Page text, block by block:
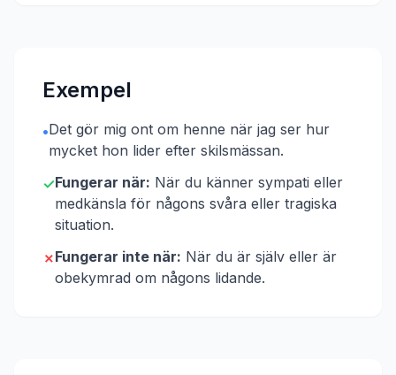
Exempel
•Det gör mig ont om henne när jag ser hur
mycket hon lider efter skilsmässan.
✓Fungerar när: När du känner sympati eller
medkänsla för någons svåra eller tragiska
situation.
✗Fungerar inte när: När du är själv eller är
obekymrad om någons lidande.